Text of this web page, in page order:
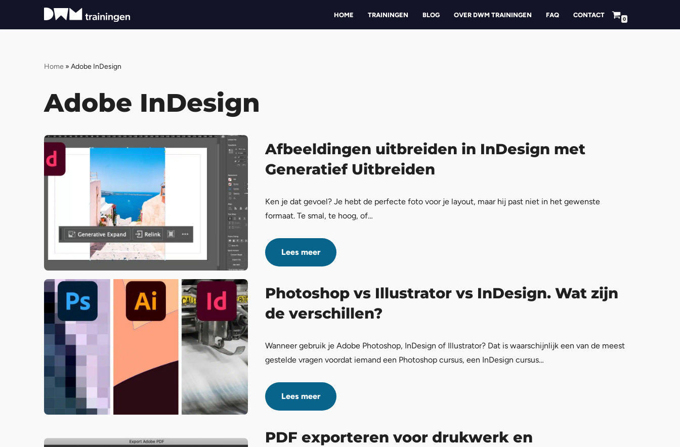
Ga
HOME TRAININGEN BLOG OVER DWM TRAININGEN FAQ CONTACT
0
Home » Adobe InDesign
Adobe InDesign
Afbeeldingen uitbreiden in InDesign met
Generatief Uitbreiden
Ken je dat gevoel? Je hebt de perfecte foto voor je layout, maar hij past niet in het gewenste
formaat. Te smal, te hoog, of…
Lees meer
Photoshop vs Illustrator vs InDesign. Wat zijn
de verschillen?
Wanneer gebruik je Adobe Photoshop, InDesign of Illustrator? Dat is waarschijnlijk een van de meest
gestelde vragen voordat iemand een Photoshop cursus, een InDesign cursus…
Lees meer
PDF exporteren voor drukwerk en